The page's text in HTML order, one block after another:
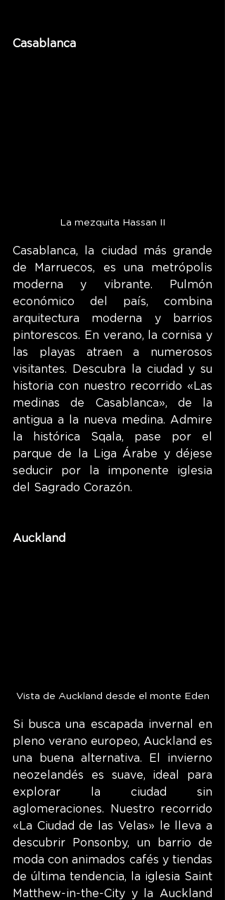
Casablanca
La mezquita Hassan II
Casablanca, la ciudad más grande
de Marruecos, es una metrópolis
moderna y vibrante. Pulmón
económico del país, combina
arquitectura moderna y barrios
pintorescos. En verano, la cornisa y
las playas atraen a numerosos
visitantes. Descubra la ciudad y su
historia con nuestro recorrido « Las
medinas de Casablanca», de la
antigua a la nueva medina. Admire
la histórica Sqala, pase por el
parque de la Liga Árabe y déjese
seducir por la imponente iglesia
del Sagrado Corazón.
Auckland
Vista de Auckland desde el monte Eden
Si busca una escapada invernal en
pleno verano europeo, Auckland es
una buena alternativa. El invierno
neozelandés es suave, ideal para
explorar la ciudad sin
« La Ciudad de las Velas» le lleva a
descubrir Ponsonby, un barrio de
moda con animados cafés y tiendas
de última tendencia, la iglesia Saint
Matthew-in-the-City y la Auckland